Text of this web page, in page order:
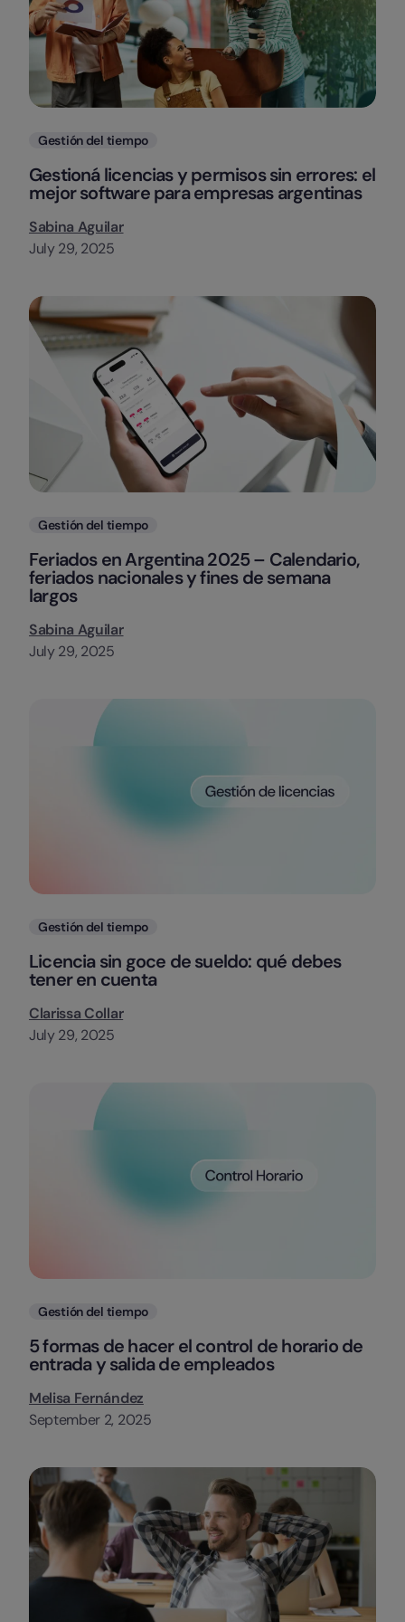
Categorias
Gestión del tiempo
Gestioná licencias y permisos sin errores: el
mejor software para empresas argentinas
Sabina Aguilar
July 29, 2025
Categorias
Gestión del tiempo
Feriados en Argentina 2025 – Calendario,
feriados nacionales y fines de semana
largos
Sabina Aguilar
July 29, 2025
Categorias
Gestión del tiempo
Licencia sin goce de sueldo: qué debes
tener en cuenta
Clarissa Collar
July 29, 2025
Categorias
Gestión del tiempo
5 formas de hacer el control de horario de
entrada y salida de empleados
Melisa Fernández
September 2, 2025